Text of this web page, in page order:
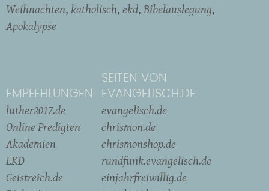
Weihnachten katholisch ekd Bibelauslegung
Apokalypse
EMPFEHLUNGEN
luther2017.de
Online Predigten
Akademien
EKD
Geistreich.de
SEITEN VON
EVANGELISCH.DE
evangelisch.de
chrismon.de
chrismonshop.de
rundfunk.evangelisch.de
einjahrfreiwillig.de